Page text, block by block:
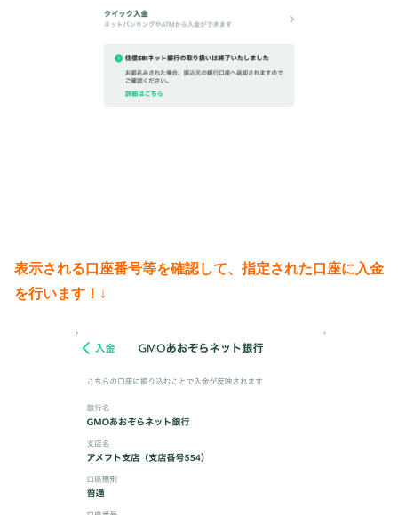
表示される口座番号等を確認して、指定された口座に入金
を行います！ ↓